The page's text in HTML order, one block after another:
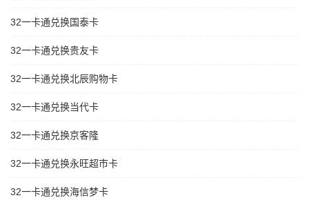
32一卡通兑换国泰卡
32一卡通兑换贵友卡
32一卡通兑换北辰购物卡
32一卡通兑换当代卡
32一卡通兑换京客隆
32一卡通兑换永旺超市卡
32一卡通兑换海信梦卡